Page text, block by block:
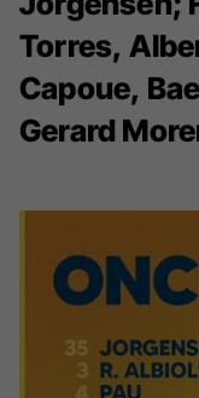
Torres,
Capoue,
Gerard